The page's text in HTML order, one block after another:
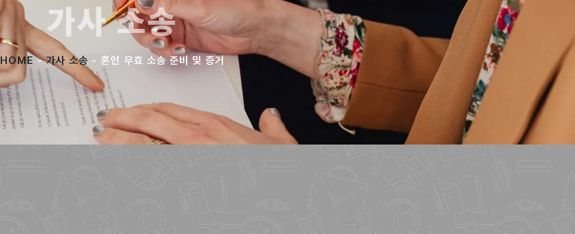
가사 소송
HOME-가사 소송 - 혼인 무효 소송 준비 및 증거